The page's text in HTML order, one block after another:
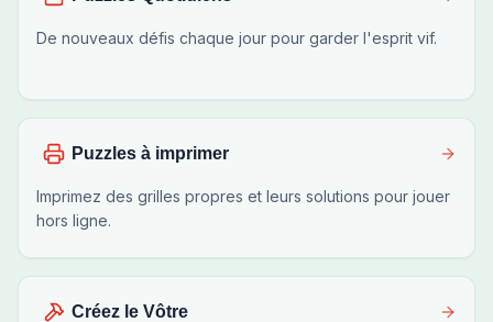
De nouveaux défis chaque jour pour garder l'esprit vif.
Puzzles à imprimer
Imprimez des grilles propres et leurs solutions pour jouer
hors ligne.
Créez le Vôtre